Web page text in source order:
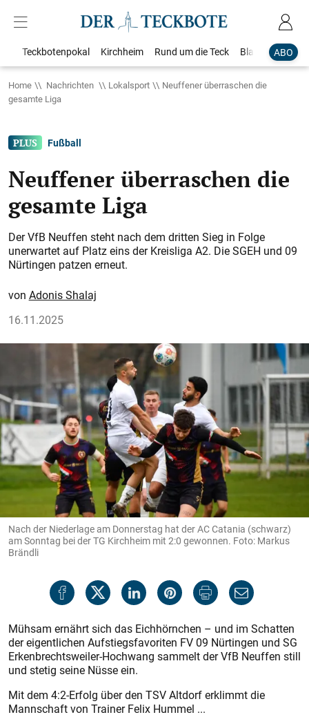
ABO
Teckbotenpokal Kirchheim Rund um die Teck Blaulicht
Home Nachrichten Lokalsport
Neuffener überraschen die
gesamte Liga
Fußball
Neuffener überraschen die
gesamte Liga
Der VfB Neuffen steht nach dem dritten Sieg in Folge
unerwartet auf Platz eins der Kreisliga A2. Die SGEH und 09
Nürtingen patzen erneut.
Adonis Shalaj
16.11.2025
Nach der Niederlage am Donnerstag hat der AC Catania (schwarz)
am Sonntag bei der TG Kirchheim mit 2:0 gewonnen. Foto: Markus
Brändli
Mühsam ernährt sich das Eichhörnchen – und im Schatten
der eigentlichen Aufstiegsfavoriten FV 09 Nürtingen und SG
Erkenbrechtsweiler-Hochwang sammelt der VfB Neuffen still
und stetig seine Nüsse ein.
Mit dem 4:2-Erfolg über den TSV Altdorf erklimmt die
Mannschaft von Trainer Felix Hummel ...